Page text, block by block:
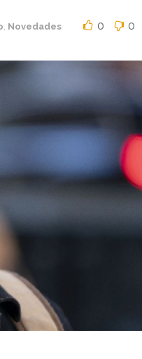
Novedades 0 0